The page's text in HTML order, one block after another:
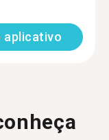
aplicativo